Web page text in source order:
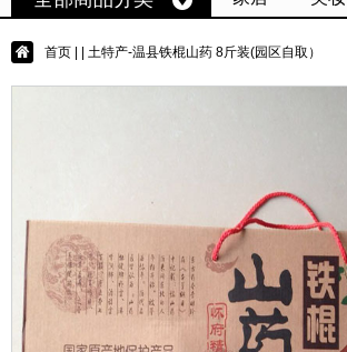
首页 | 土特产-温县铁棍山药 8斤装(园区自取）